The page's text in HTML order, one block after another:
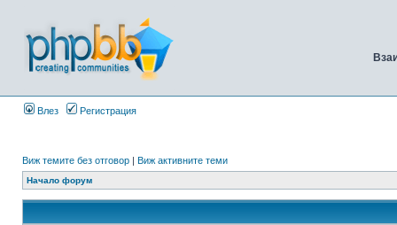
Влез Регистрация
Виж темите без отговор | Виж активните теми
Начало форум